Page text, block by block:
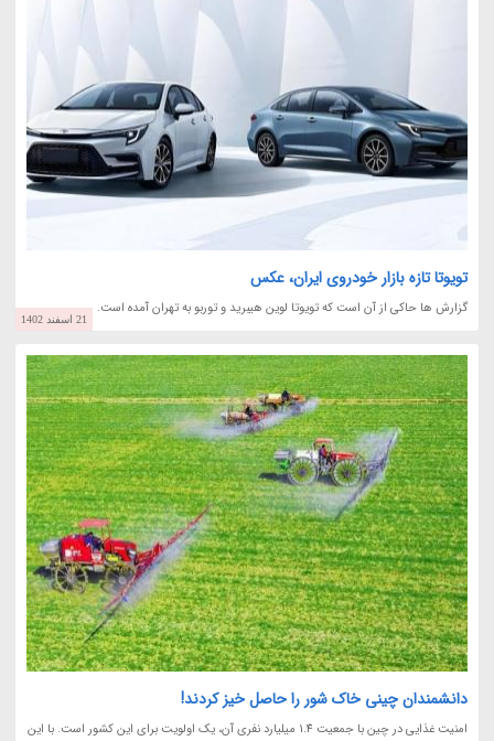
تویوتا تازه بازار خودروی ایران، عکس
گزارش ها حاکی از آن است که تویوتا لوین هیبرید و توربو به تهران آمده است.
21 اسفند 1402
دانشمندان چینی خاک شور را حاصل خیز کردند!
امنیت غذایی در چین با جمعیت 1.4 میلیارد نفری آن، یک اولویت برای این کشور است. با این